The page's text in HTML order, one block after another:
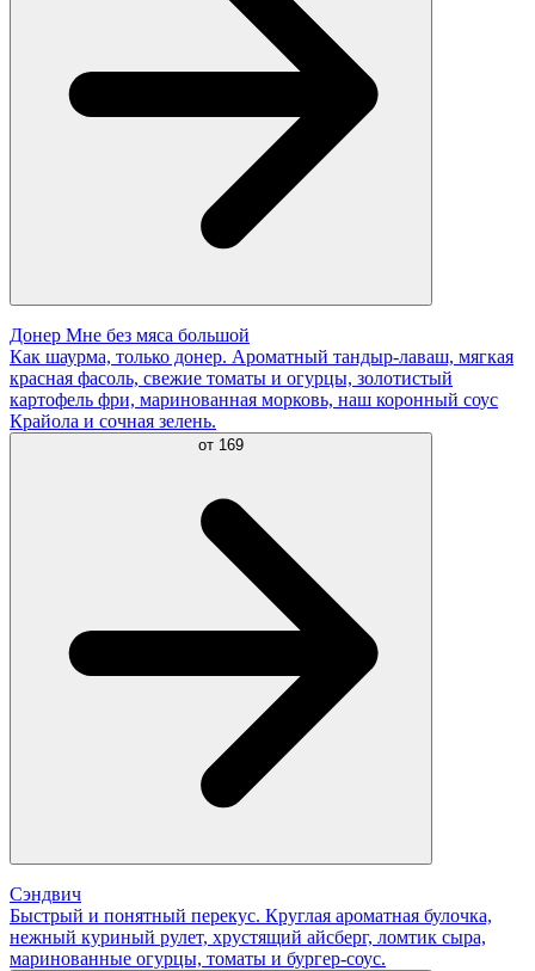
Донер Мне без мяса большой
Как шаурма, только донер. Ароматный тандыр-лаваш, мягкая
красная фасоль, свежие томаты и огурцы, золотистый
картофель фри, маринованная морковь, наш коронный соус
Крайола и сочная зелень.
от 169
Сэндвич
Быстрый и понятный перекус. Круглая ароматная булочка,
нежный куриный рулет, хрустящий айсберг, ломтик сыра,
маринованные огурцы, томаты и бургер-соус.